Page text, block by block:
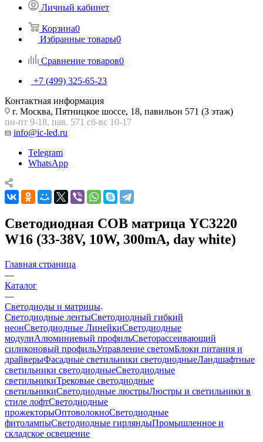
Личный кабинет
Корзина0
Избранные товары0
Сравнение товаров0
+7 (499) 325-65-23
Контактная информация
г. Москва, Пятницкое шоссе, 18, павильон 571 (3 этаж)
пн-пт 9-18, пав. 571 сб-вс 10-17
info@ic-led.ru
Telegram
WhatsApp
Светодиодная COB матрица YC3220
W16 (33-38V, 10W, 300mA, day white)
Главная страница
—
Каталог
—
Светодиоды и матрицы
Светодиодные лентыСветодиодный гибкий
неонСветодиодные ЛинейкиСветодиодные
модулиАлюминиевый профильСветорассеивающий
силиконовый профильУправление светомБлоки питания и
драйверыФасадные светильники светодиодныеЛандшафтные
светильники светодиодныеСветодиодные
светильникиТрековые светодиодные
светильникиСветодиодные люстрыЛюстры и светильники в
стиле лофтСветодиодные
прожекторыОптоволокноСветодиодные
фитолампыСветодиодные гирляндыПромышленное и
складское освещение